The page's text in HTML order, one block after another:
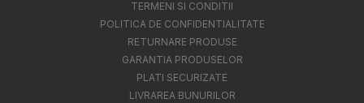
TERMENI SI CONDITII
POLITICA DE CONFIDENTIALITATE
RETURNARE PRODUSE
GARANTIA PRODUSELOR
PLATI SECURIZATE
LIVRAREA BUNURILOR